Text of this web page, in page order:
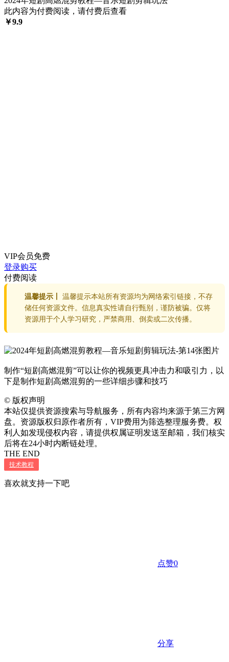
此内容为付费阅读，请付费后查看
￥9.9
VIP会员免费
登录购买
付费阅读
温馨提示丨
温馨提示本站所有资源均为网络索引链接，不存
储任何资源文件。信息真实性请自行甄别，谨防被骗。仅将
资源用于个人学习研究，严禁商用、倒卖或二次传播。
制作“短剧高燃混剪”可以让你的视频更具冲击力和吸引力，以
下是制作短剧高燃混剪的一些详细步骤和技巧
© 版权声明
本站仅提供资源搜索与导航服务，所有内容均来源于第三方网
盘。资源版权归原作者所有，VIP费用为筛选整理服务费。权
利人如发现侵权内容，请提供权属证明发送至邮箱，我们核实
后将在24小时内断链处理。
THE END
技术教程
喜欢就支持一下吧
点赞0
分享